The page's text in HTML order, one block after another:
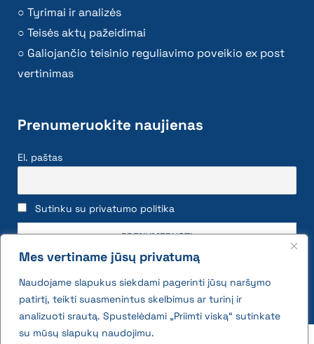
Mes vertiname jūsų privatumą
Naudojame slapukus siekdami pagerinti jūsų naršymo
patirtį, teikti suasmenintus skelbimus ar turinį ir
analizuoti srautą. Spustelėdami „Priimti viską“ sutinkate
su mūsų slapukų naudojimu.
Tyrimai ir analizės
Teisės aktų pažeidimai
Galiojančio teisinio reguliavimo poveikio ex post
vertinimas
Prenumeruokite naujienas
El. paštas
Sutinku su privatumo politika
2026 © All rights reserved | VĮ Žemės ūkio duomenų